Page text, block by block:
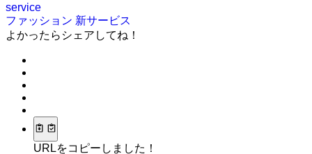
service
ファッション 新サービス
よかったらシェアしてね！
URLをコピーしました！